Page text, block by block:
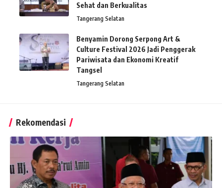
Sehat dan Berkualitas
Tangerang Selatan
Benyamin Dorong Serpong Art &
Culture Festival 2026 Jadi Penggerak
Pariwisata dan Ekonomi Kreatif
Tangsel
Tangerang Selatan
Rekomendasi